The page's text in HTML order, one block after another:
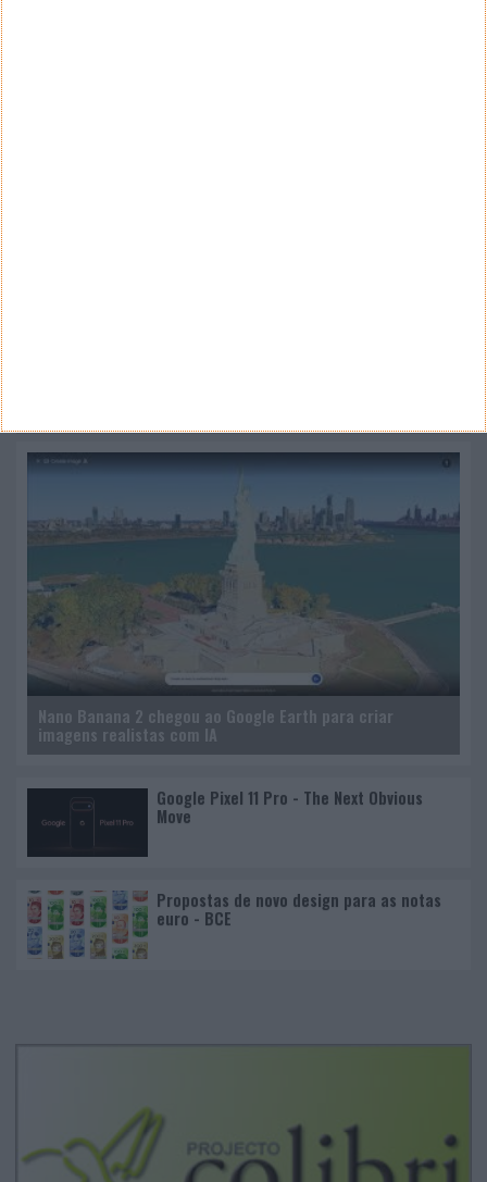
Nano Banana 2 chegou ao Google Earth para criar
imagens realistas com IA
Google Pixel 11 Pro - The Next Obvious
Move
Propostas de novo design para as notas
euro - BCE